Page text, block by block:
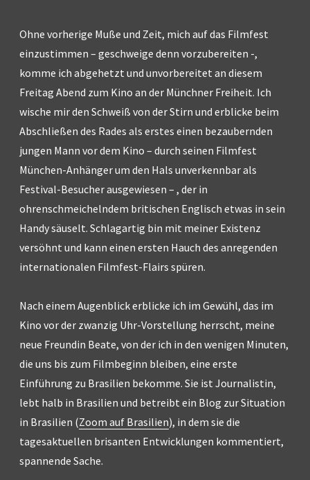
Ohne vorherige Muße und Zeit, mich auf das Filmfest
einzustimmen – geschweige denn vorzubereiten -,
komme ich abgehetzt und unvorbereitet an diesem
Freitag Abend zum Kino an der Münchner Freiheit. Ich
wische mir den Schweiß von der Stirn und erblicke beim
Abschließen des Rades als erstes einen bezaubernden
jungen Mann vor dem Kino – durch seinen Filmfest
München-Anhänger um den Hals unverkennbar als
Festival-Besucher ausgewiesen – , der in
ohrenschmeichelndem britischen Englisch etwas in sein
Handy säuselt. Schlagartig bin mit meiner Existenz
versöhnt und kann einen ersten Hauch des anregenden
internationalen Filmfest-Flairs spüren.
Nach einem Augenblick erblicke ich im Gewühl, das im
Kino vor der zwanzig Uhr-Vorstellung herrscht, meine
neue Freundin Beate, von der ich in den wenigen Minuten,
die uns bis zum Filmbeginn bleiben, eine erste
Einführung zu Brasilien bekomme. Sie ist Journalistin,
lebt halb in Brasilien und betreibt ein Blog zur Situation
in Brasilien (Zoom auf Brasilien), in dem sie die
tagesaktuellen brisanten Entwicklungen kommentiert,
spannende Sache.